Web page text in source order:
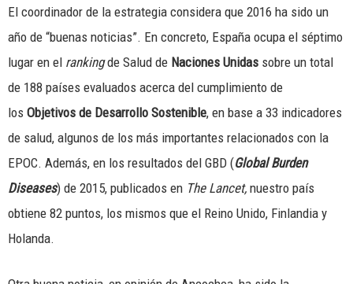
El coordinador de la estrategia considera que 2016 ha sido un
año de “buenas noticias”. En concreto, España ocupa el séptimo
lugar en el ranking de Salud de Naciones Unidas sobre un total
de 188 países evaluados acerca del cumplimiento de
los Objetivos de Desarrollo Sostenible, en base a 33 indicadores
de salud, algunos de los más importantes relacionados con la
EPOC. Además, en los resultados del GBD (Global Burden
Diseases) de 2015, publicados en The Lancet, nuestro país
obtiene 82 puntos, los mismos que el Reino Unido, Finlandia y
Holanda.